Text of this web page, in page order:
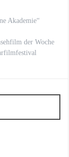
Akademie“
der Woche